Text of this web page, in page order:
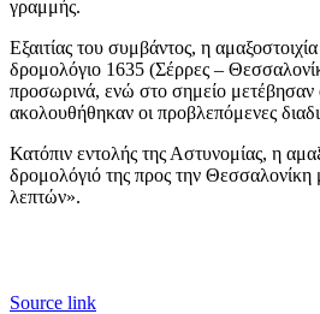
γραμμής.
Εξαιτίας του συμβάντος, η
δρομολόγιο 1635 (Σέρρες –
προσωρινά, ενώ στο σημείο μετέβησαν
ακολουθήθηκαν οι προβλεπόμενες
Κατόπιν εντολής της Αστυνομίας, η
δρομολόγιό της προς την
λεπτών».
Source link